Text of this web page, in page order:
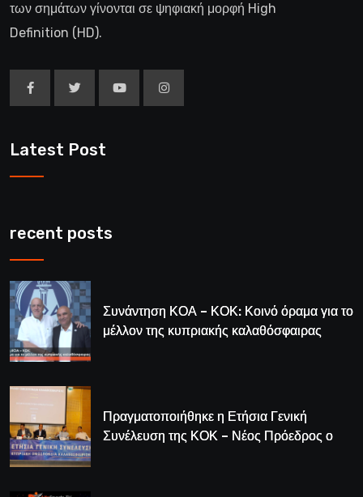
των σημάτων γίνονται σε ψηφιακή μορφή High
Definition (HD).
Latest Post
recent posts
Συνάντηση ΚΟΑ – ΚΟΚ: Κοινό όραμα για το
μέλλον της κυπριακής καλαθόσφαιρας
Πραγματοποιήθηκε η Ετήσια Γενική
Συνέλευση της ΚΟΚ – Νέος Πρόεδρος ο